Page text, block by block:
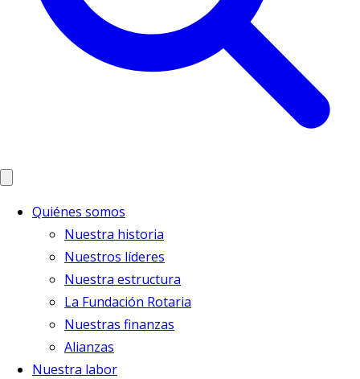
Quiénes somos
Nuestra historia
Nuestros líderes
Nuestra estructura
La Fundación Rotaria
Nuestras finanzas
Alianzas
Nuestra labor